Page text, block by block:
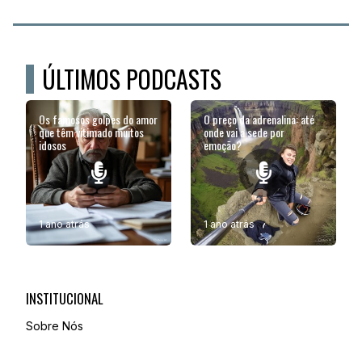
ÚLTIMOS PODCASTS
Os famosos golpes do amor
que têm vitimado muitos
idosos
1 ano atrás
O preço da adrenalina: até
onde vai a sede por
emoção?
1 ano atrás
INSTITUCIONAL
Sobre Nós